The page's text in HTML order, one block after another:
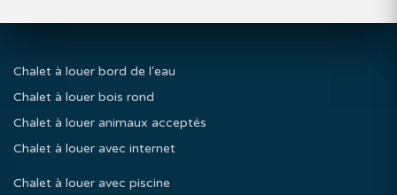
Chalet à louer bord de l'eau
Chalet à louer bois rond
Chalet à louer animaux acceptés
Chalet à louer avec internet
Chalet à louer avec piscine